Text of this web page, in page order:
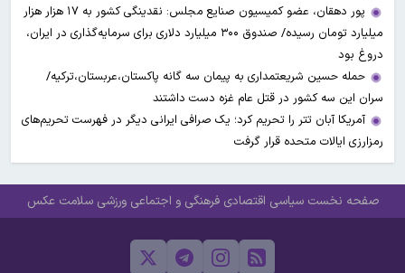
پور دهقان، عضو کمیسیون صنایع مجلس: نقدینگی کشور به ۱۷ هزار هزار
میلیارد تومان رسیده/ صندوق ۳۰۰ میلیارد دلاری برای سرمایه‌گذاری در ایران،
دروغ بود
حمله حسین شریعتمداری به پیمان سه گانه پاکستان،عربستان،ترکیه/
سران این سه کشور در قتل عام غزه دست داشتند
آمریکا آبان تتر را تحریم کرد؛ یک صرافی ایرانی دیگر در فهرست تحریم‌های
رمزارزی ایالات متحده قرار گرفت
صفحه نخست سیاسی اقتصادی فرهنگی و اجتماعی ورزشی سلامت عکس